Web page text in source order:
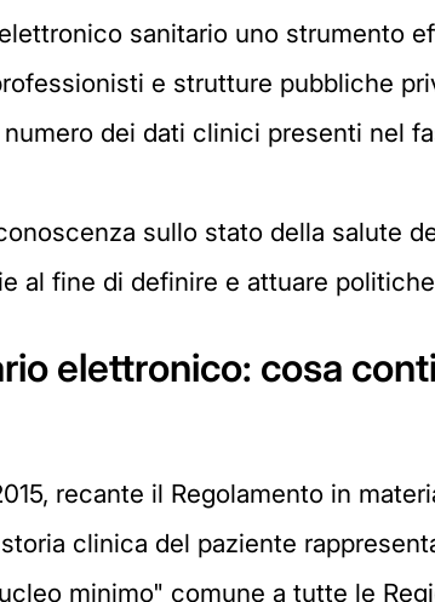
sanitario uno strumento
e strutture pubbliche
dei dati clinici presenti nel
sullo stato della salute
al fine di definire e attuare
elettronico: cosa
recante il Regolamento in
clinica del paziente
minimo" comune a tutte le